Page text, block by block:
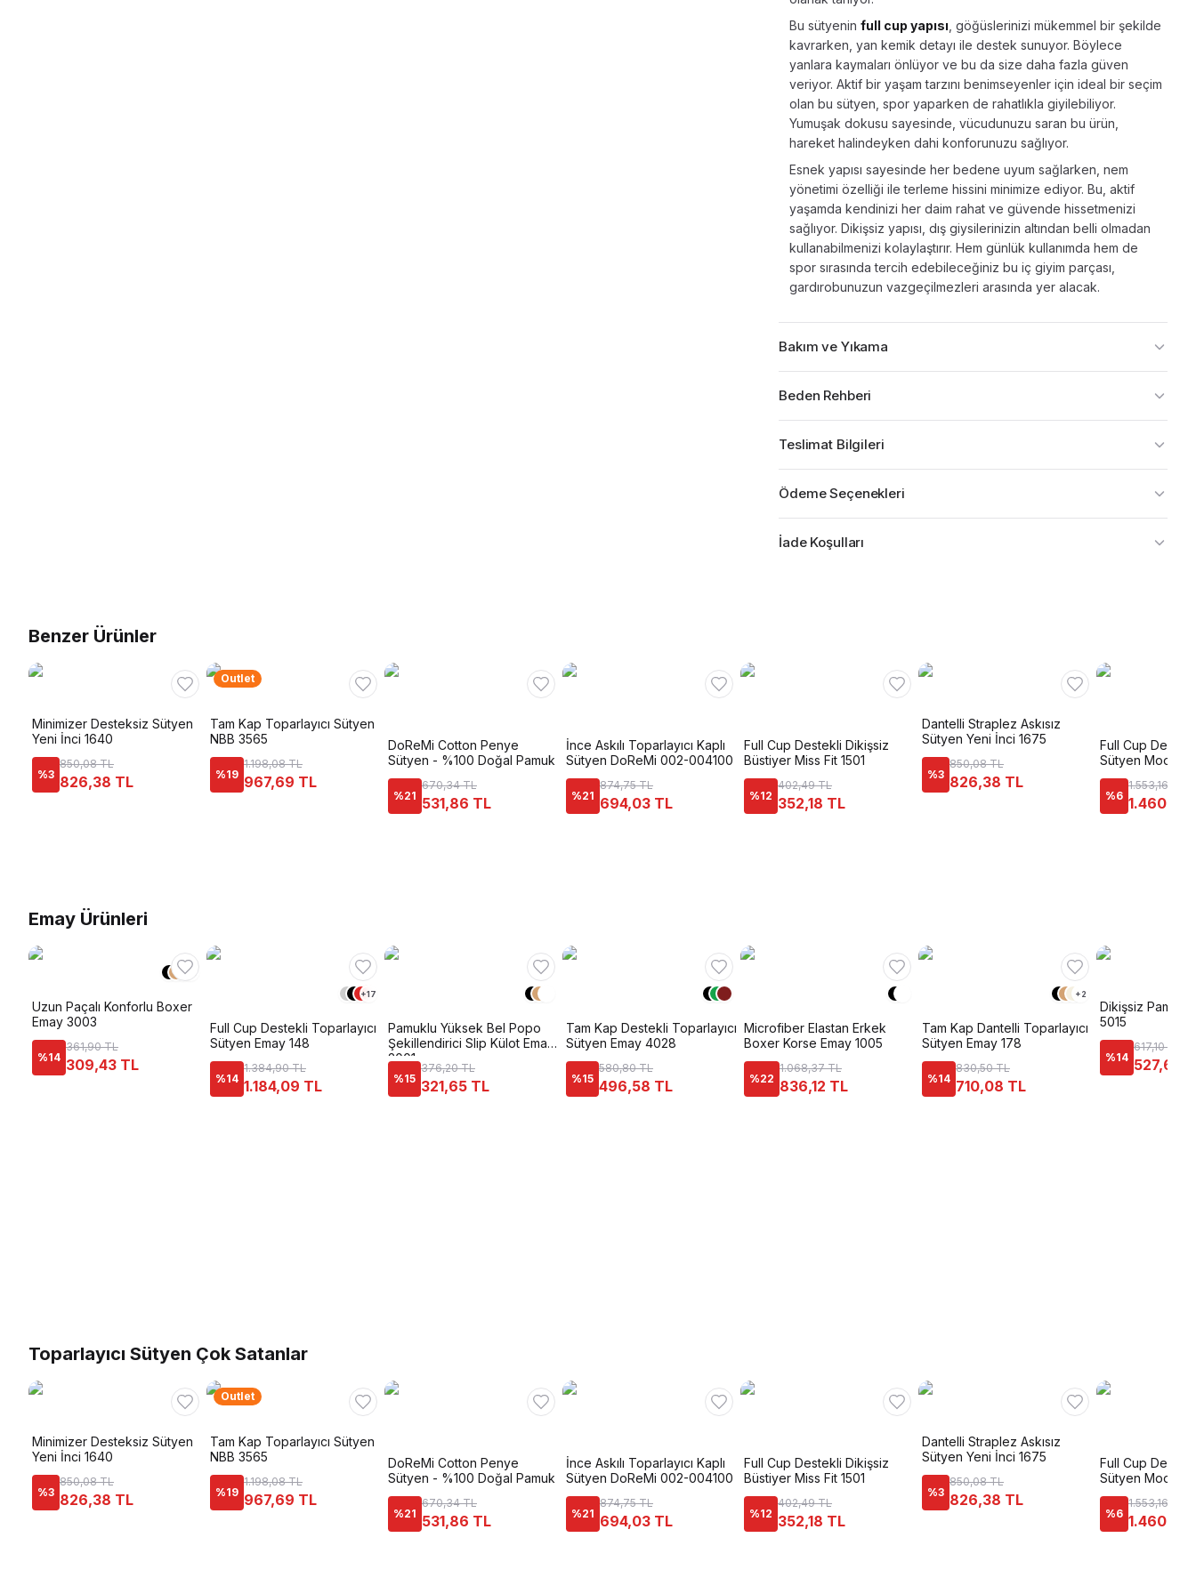
Bu sütyeninfull cup yapısı , göğüslerinizi mükemmel bir şekilde
kavrarken, yan kemik detayı ile destek sunuyor. Böylece
yanlara kaymaları önlüyor ve bu da size daha fazla güven
veriyor. Aktif bir yaşam tarzını benimseyenler için ideal bir seçim
olan bu sütyen, spor yaparken de rahatlıkla giyilebiliyor.
Yumuşak dokusu sayesinde, vücudunuzu saran bu ürün,
hareket halindeyken dahi konforunuzu sağlıyor.
Esnek yapısı sayesinde her bedene uyum sağlarken, nem
yönetimi özelliği ile terleme hissini minimize ediyor. Bu, aktif
yaşamda kendinizi her daim rahat ve güvende hissetmenizi
sağlıyor. Dikişsiz yapısı, dış giysilerinizin altından belli olmadan
kullanabilmenizi kolaylaştırır. Hem günlük kullanımda hem de
spor sırasında tercih edebileceğiniz bu iç giyim parçası,
gardırobunuzun vazgeçilmezleri arasında yer alacak.
Bakım ve Yıkama
Beden Rehberi
Teslimat Bilgileri
Ödeme Seçenekleri
İade Koşulları
Benzer Ürünler
Minimizer Desteksiz Sütyen
Yeni İnci 1640
%3
850,08 TL
826,38 TL
Outlet
Tam Kap Toparlayıcı Sütyen
NBB 3565
%19
1.198,08 TL
967,69 TL
DoReMi Cotton Penye
Sütyen - %100 Doğal Pamuk
%21
670,34 TL
531,86 TL
İnce Askılı Toparlayıcı Kaplı
Sütyen DoReMi 002-004100
%21
874,75 TL
694,03 TL
Full Cup Destekli Dikişsiz
Büstiyer Miss Fit 1501
%12
402,49 TL
352,18 TL
Dantelli Straplez Askısız
Sütyen Yeni İnci 1675
%3
850,08 TL
826,38 TL
Full Cup
Sütyen
%6
1.553,16 TL
1.460,94
Emay Ürünleri
+ 2
Uzun Paçalı Konforlu Boxer
Emay 3003
%14
361,90 TL
309,43 TL
+17
Full Cup Destekli Toparlayıcı
Sütyen Emay 148
%14
1.384,90 TL
1.184,09 TL
Pamuklu Yüksek Bel Popo
Şekillendirici Slip Külot Emay
2001
%15
376,20 TL
321,65 TL
Tam Kap Destekli Toparlayıcı
Sütyen Emay 4028
%15
580,80 TL
496,58 TL
Microfiber Elastan Erkek
Boxer Korse Emay 1005
%22
1.068,37 TL
836,12 TL
+2
Tam Kap Dantelli Toparlayıcı
Sütyen Emay 178
%14
830,50 TL
710,08 TL
Dikişsiz
5015
%14
617,10 TL
527,63
Toparlayıcı Sütyen Çok Satanlar
Minimizer Desteksiz Sütyen
Yeni İnci 1640
%3
850,08 TL
826,38 TL
Outlet
Tam Kap Toparlayıcı Sütyen
NBB 3565
%19
1.198,08 TL
967,69 TL
DoReMi Cotton Penye
Sütyen - %100 Doğal Pamuk
%21
670,34 TL
531,86 TL
İnce Askılı Toparlayıcı Kaplı
Sütyen DoReMi 002-004100
%21
874,75 TL
694,03 TL
Full Cup Destekli Dikişsiz
Büstiyer Miss Fit 1501
%12
402,49 TL
352,18 TL
Dantelli Straplez Askısız
Sütyen Yeni İnci 1675
%3
850,08 TL
826,38 TL
Full Cup
Sütyen
%6
1.553,16 TL
1.460,94